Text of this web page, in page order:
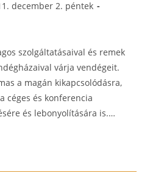
december 2. péntek
szolgáltatásaival és remek
várja vendégeit.
a magán kikapcsolódásra,
céges és konferencia
és lebonyolítására is.…